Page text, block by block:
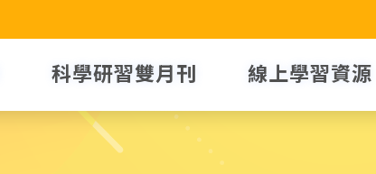
科學研習雙月刊 線上學習資源